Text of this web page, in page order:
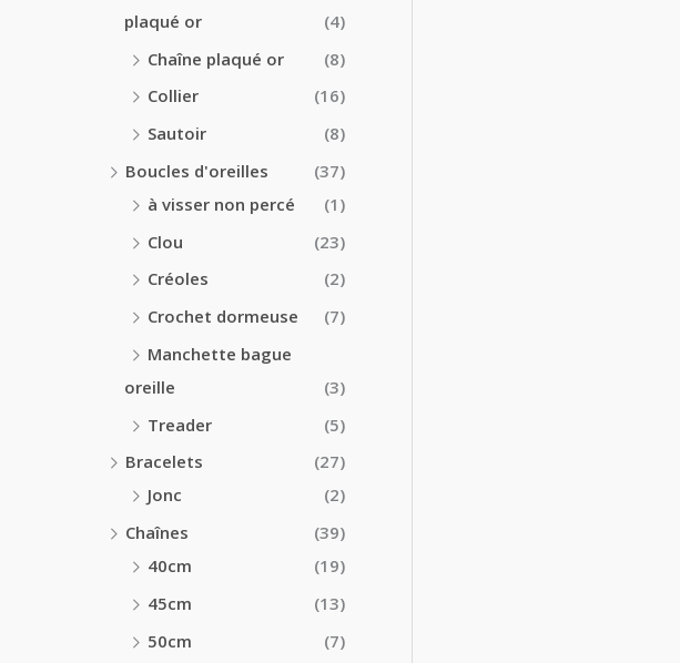
plaqué or
(4)
Chaîne plaqué or
(8)
Collier
(16)
Sautoir
(8)
Boucles d'oreilles
(37)
à visser non percé
(1)
Clou
(23)
Créoles
(2)
Crochet dormeuse
(7)
Manchette bague
oreille
(3)
Treader
(5)
Bracelets
(27)
Jonc
(2)
Chaînes
(39)
40cm
(19)
45cm
(13)
50cm
(7)